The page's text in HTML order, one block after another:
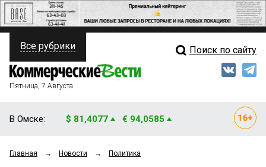
ПОЛИТИКА
ФИНАНСЫ
ОБЩЕСТВО
Свежий выпуск
Все рубрики Поиск по сайту
Пятница, 7 Августа
В Омске: $ 81,4077 € 94,0585
Главная → Новости → Политика